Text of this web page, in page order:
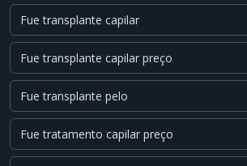
Fue transplante capilar
Fue transplante capilar preço
Fue transplante pelo
Fue tratamento capilar preço